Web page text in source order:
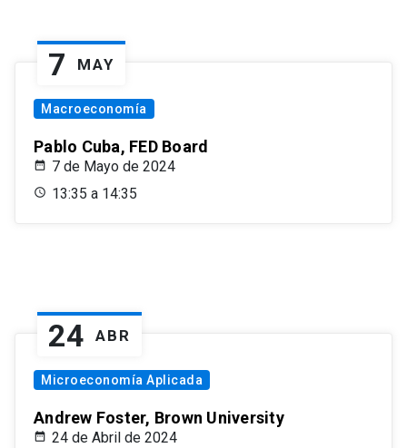
7 MAY
Macroeconomía
Pablo Cuba, FED Board
7 de Mayo de 2024
13:35 a 14:35
24 ABR
Microeconomía Aplicada
Andrew Foster, Brown University
24 de Abril de 2024